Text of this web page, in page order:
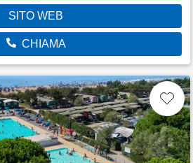
SITO WEB
CHIAMA